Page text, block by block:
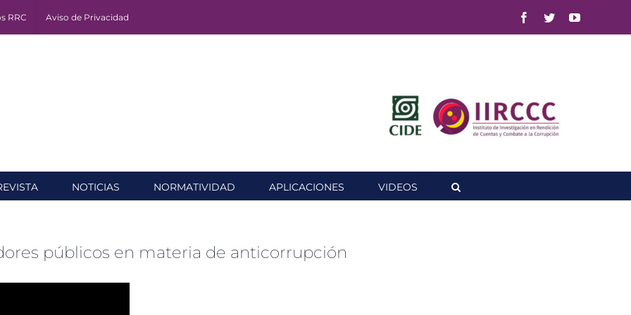
RRC Aviso de Privacidad Facebook
TwitterYouTube
NOTICIAS NORMATIVIDAD APLICACIONES VIDEOS
públicos en materia de anticorrupción